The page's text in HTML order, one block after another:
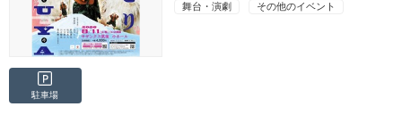
舞台・演劇 その他のイベント
駐車場